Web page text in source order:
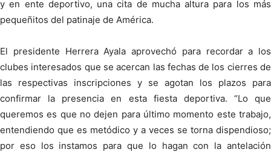
y en ente deportivo, una cita de mucha altura para los más
pequeñitos del patinaje de América.
El presidente Herrera Ayala aprovechó para recordar a los
clubes interesados que se acercan las fechas de los cierres de
las respectivas inscripciones y se agotan los plazos para
confirmar la presencia en esta fiesta deportiva. “Lo que
queremos es que no dejen para último momento este trabajo,
entendiendo que es metódico y a veces se torna dispendioso;
por eso los instamos para que lo hagan con la antelación